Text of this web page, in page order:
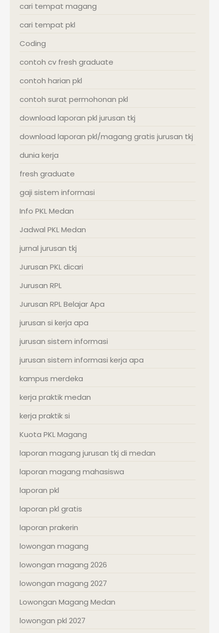
cari tempat magang
cari tempat pkl
Coding
contoh cv fresh graduate
contoh harian pkl
contoh surat permohonan pkl
download laporan pkl jurusan tkj
download laporan pkl/magang gratis jurusan tkj
dunia kerja
fresh graduate
gaji sistem informasi
Info PKL Medan
Jadwal PKL Medan
jurnal jurusan tkj
Jurusan PKL dicari
Jurusan RPL
Jurusan RPL Belajar Apa
jurusan si kerja apa
jurusan sistem informasi
jurusan sistem informasi kerja apa
kampus merdeka
kerja praktik medan
kerja praktik si
Kuota PKL Magang
laporan magang jurusan tkj di medan
laporan magang mahasiswa
laporan pkl
laporan pkl gratis
laporan prakerin
lowongan magang
lowongan magang 2026
lowongan magang 2027
Lowongan Magang Medan
lowongan pkl 2027